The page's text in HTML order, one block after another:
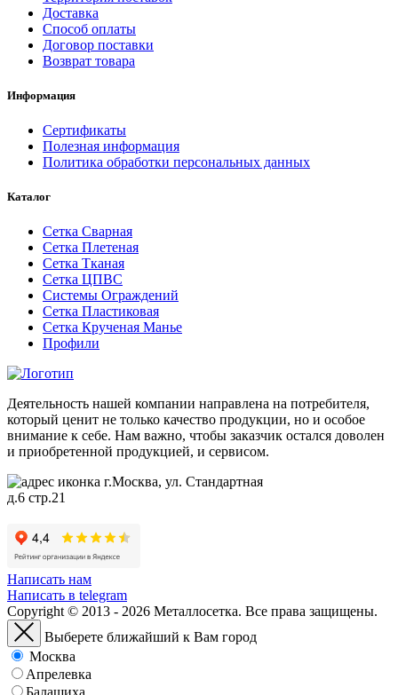
Доставка
Способ оплаты
Договор поставки
Возврат товара
Информация
Сертификаты
Полезная информация
Политика обработки персональных данных
Каталог
Сетка Сварная
Сетка Плетеная
Сетка Тканая
Сетка ЦПВС
Системы Ограждений
Сетка Пластиковая
Сетка Крученая Манье
Профили
Деятельность нашей компании направлена на потребителя,
который ценит не только качество продукции, но и особое
внимание к себе. Нам важно, чтобы заказчик остался доволен
и приобретенной продукцией, и сервисом.
г.Москва, ул. Стандартная
д.6 стр.21
Написать нам
Написать в telegram
Copyright © 2013 - 2026 Металлосетка. Все права защищены.
Выберете ближайший к Вам город
Москва
Апрелевка